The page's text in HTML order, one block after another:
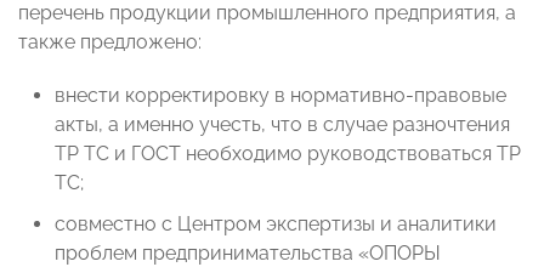
перечень продукции промышленного предприятия, а
также предложено:
внести корректировку в нормативно-правовые
акты, а именно учесть, что в случае разночтения
ТР ТС и ГОСТ необходимо руководствоваться ТР
ТС;
совместно с Центром экспертизы и аналитики
проблем предпринимательства «ОПОРЫ